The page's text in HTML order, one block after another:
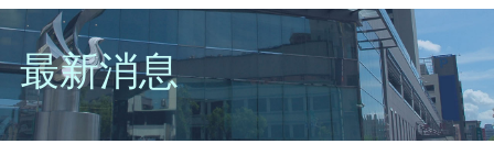
最新消息